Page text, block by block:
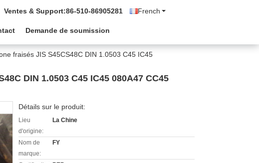
French
Ventes & Support:86-510-86905281
Demande de soumission
fraisés JIS S45CS48C DIN 1.0503 C45 IC45
DIN 1.0503 C45 IC45 080A47 CC45
Détails sur le produit:
Lieu
d'origine:
La Chine
Nom de
marque:
FY